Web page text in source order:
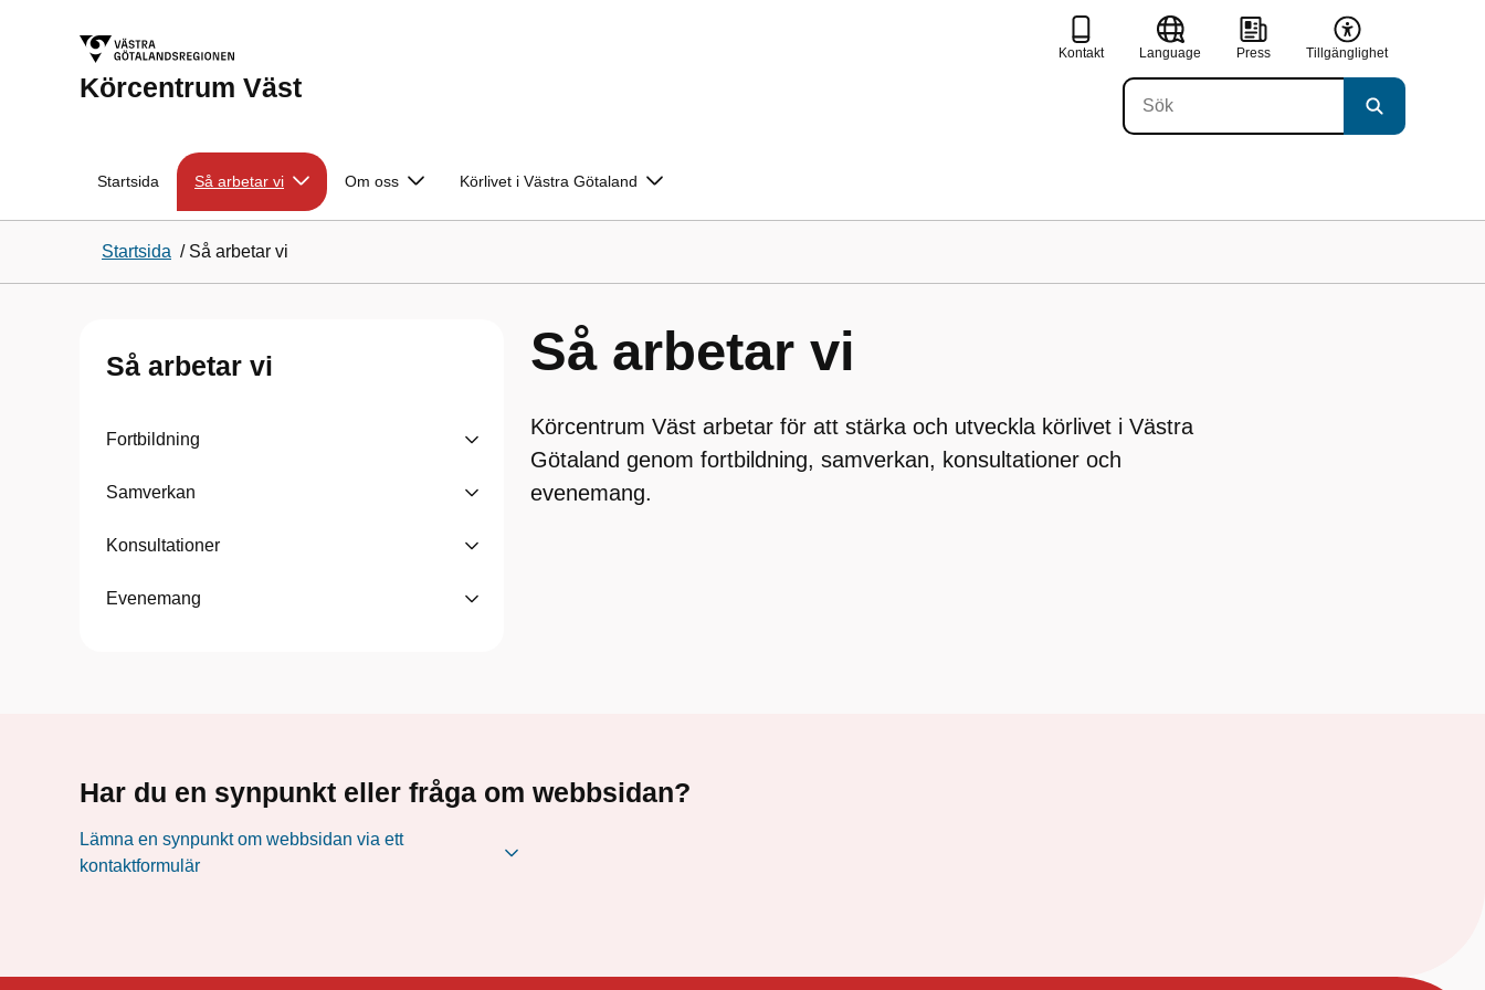
Körcentrum Väst
Kontakt Language Press Tillgänglighet
Startsida Så arbetar vi Om oss Körlivet i Västra Götaland
Startsida / Så arbetar vi
Så arbetar vi
Fortbildning
Samverkan
Konsultationer
Evenemang
Så arbetar vi
Körcentrum Väst arbetar för att stärka och utveckla körlivet i Västra
Götaland genom fortbildning, samverkan, konsultationer och
evenemang.
Har du en synpunkt eller fråga om webbsidan?
Lämna en synpunkt om webbsidan via ett
kontaktformulär